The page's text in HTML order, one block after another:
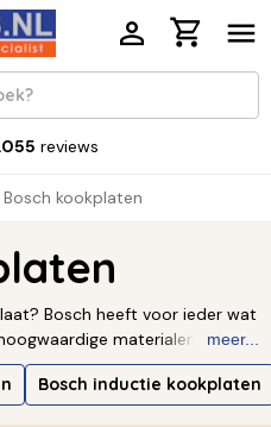
reviews
Bosch kookplaten
Bosch heeft voor ieder wat
materialen passen
koken op gas met een
aan een inductiekookplaat met
meer...
Bosch inductie kookplaten